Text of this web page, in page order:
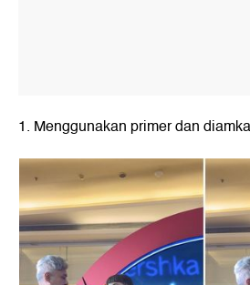
1. Menggunakan primer dan